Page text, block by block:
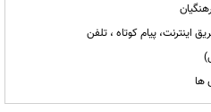
اینترنت، پیام کوتاه ، تلفن
ها